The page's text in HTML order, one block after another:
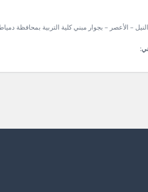
– الأعصر – بجوار مبني كلية التربية بمحافظة